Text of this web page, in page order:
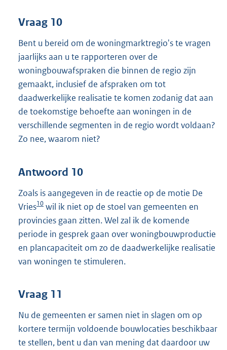
Vraag 10
Bent u bereid om de woningmarktregio's te vragen
jaarlijks aan u te rapporteren over de
woningbouwafspraken die binnen de regio zijn
gemaakt, inclusief de afspraken om tot
daadwerkelijke realisatie te komen zodanig dat aan
de toekomstige behoefte aan woningen in de
verschillende segmenten in de regio wordt voldaan?
Zo nee, waarom niet?
Antwoord 10
Zoals is aangegeven in de reactie op de motie De
Vries10 wil ik niet op de stoel van gemeenten en
provincies gaan zitten. Wel zal ik de komende
periode in gesprek gaan over woningbouwproductie
en plancapaciteit om zo de daadwerkelijke realisatie
van woningen te stimuleren.
Vraag 11
Nu de gemeenten er samen niet in slagen om op
kortere termijn voldoende bouwlocaties beschikbaar
te stellen, bent u dan van mening dat daardoor uw